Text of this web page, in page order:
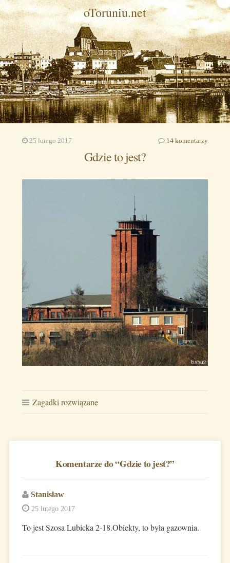
oToruniu.net
25 lutego 2017 14 komentarzy
Gdzie to jest?
Zagadki rozwiązane
Komentarze do “Gdzie to jest?”
Stanisław
25 lutego 2017
To jest Szosa Lubicka 2-18.Obiekty, to była gazownia.